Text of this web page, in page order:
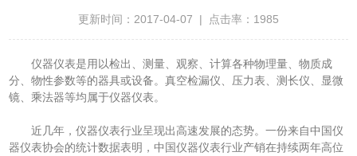
更新时间：2017-04-07 | 点击率：1985
仪器仪表是用以检出、测量、观察、计算各种物理量、物质成
分、物性参数等的器具或设备。真空检漏仪、压力表、测长仪、显微
镜、乘法器等均属于仪器仪表。
近几年，仪器仪表行业呈现出高速发展的态势。一份来自中国仪
器仪表协会的统计数据表明，中国仪器仪表行业产销在持续两年高位